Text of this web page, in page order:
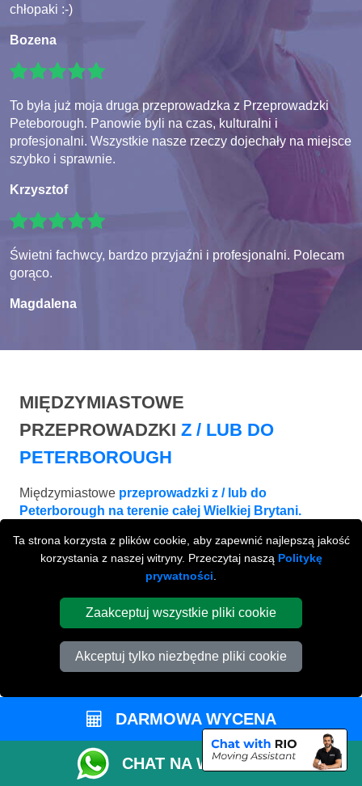
Ta strona korzysta z plików cookie, aby zapewnić najlepszą jakość
korzystania z naszej witryny. Przeczytaj naszą Politykę
prywatności
Zaakceptuj wszystkie pliki cookie
Akceptuj tylko niezbędne pliki cookie
chłopaki :-)
Bozena
To była już moja druga przeprowadzka z Przeprowadzki
Peteborough. Panowie byli na czas, kulturalni i
profesjonalni. Wszystkie nasze rzeczy dojechały na miejsce
szybko i sprawnie.
Krzysztof
Świetni fachwcy, bardzo przyjaźni i profesjonalni. Polecam
gorąco.
Magdalena
MIĘDZYMIASTOWE
PRZEPROWADZKI Z / LUB DO
PETERBOROUGH
Międzymiastowe przeprowadzki z / lub do
Peterborough na terenie całej Wielkiej Brytani.
BIRMINGHAM
od £443
DARMOWA WYCENA
CHAT NA WHATSAPP